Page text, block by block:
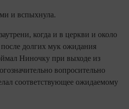
и вспыхнула.
когда и в церкви и около
долгих мук ожидания
Ниночку при выходе из
вопросительно
соответ­ствующее ожидаемому